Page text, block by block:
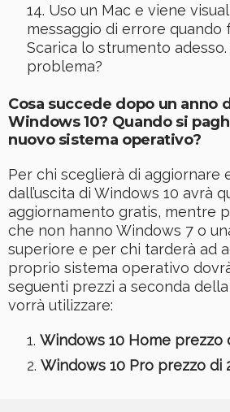
Uso un Mac e viene
messaggio di errore quando
Scarica lo strumento adesso.
problema?
Cosa succede dopo un anno
Windows 10? Quando si
nuovo sistema operativo?
Per chi sceglierà di aggiornare
dall’uscita di Windows 10 avrà
aggiornamento gratis, mentre
che non hanno Windows 7 o
superiore e per chi tarderà ad
proprio sistema operativo
seguenti prezzi a seconda
vorrà utilizzare:
Windows 10 Home prezzo
Windows 10 Pro prezzo di